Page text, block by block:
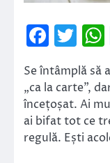
Se întâmplă să
„ca la carte”,
încețoșat. Ai
ai bifat tot ce
regulă. Ești